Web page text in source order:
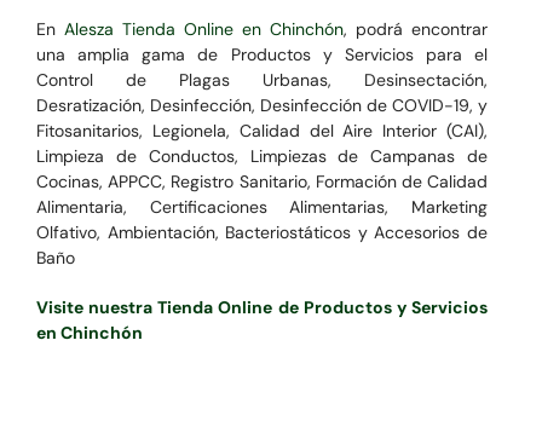
En Alesza Tienda Online en Chinchón, podrá encontrar
una amplia gama de Productos y Servicios para el
Control de Plagas Urbanas, Desinsectación,
Desratización, Desinfección, Desinfección de COVID-19, y
Fitosanitarios, Legionela, Calidad del Aire Interior (CAI),
Limpieza de Conductos, Limpiezas de Campanas de
Cocinas, APPCC, Registro Sanitario, Formación de Calidad
Alimentaria, Certificaciones Alimentarias, Marketing
Olfativo, Ambientación, Bacteriostáticos y Accesorios de
Baño
Visite nuestra Tienda Online de Productos y Servicios
en Chinchón